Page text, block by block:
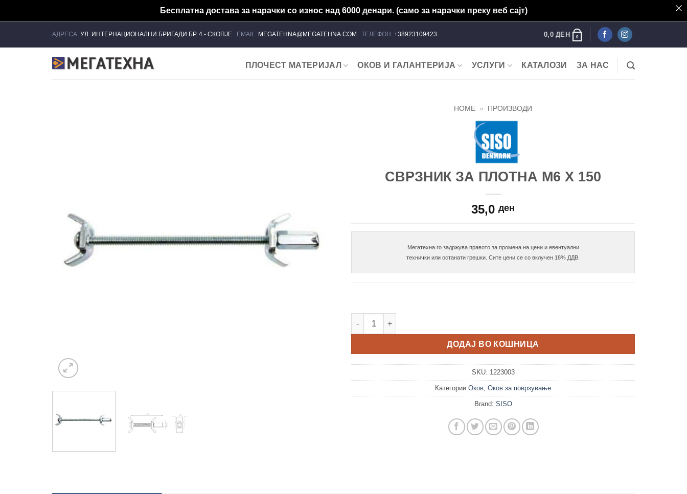
Бесплатна достава за нарачки со износ над 6000 денари. (само за нарачки преку веб сајт)
АДРЕСА: УЛ. ИНТЕРНАЦИОНАЛНИ БРИГАДИ БР. 4 - СКОПЈЕ EMAIL: MEGATEHNA@MEGATEHNA.COM ТЕЛЕФОН: +38923109423 0,0ДЕН 0
ПЛОЧЕСТ МАТЕРИЈАЛ ОКОВ И ГАЛАНТЕРИЈА УСЛУГИ КАТАЛОЗИ ЗА НАС
HOME » ПРОИЗВОДИ
СВРЗНИК ЗА ПЛОТНА М6 Х 150
35,0 ден
Мегатехна го задржува правото за промена на цени и евентуални
Сврзник за плотна М6 х 150 количина
ДОДАЈ ВО КОШНИЦА
SKU: 1223003
Категории Оков, Оков за поврзување
Brand: SISO